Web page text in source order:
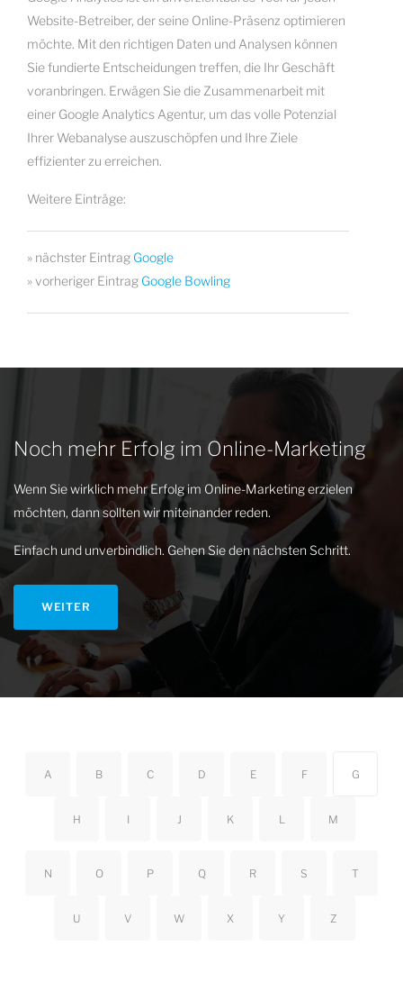
Website-Betreiber, der seine Online-Präsenz optimieren
möchte. Mit den richtigen Daten und Analysen können
Sie fundierte Entscheidungen treffen, die Ihr Geschäft
voranbringen. Erwägen Sie die Zusammenarbeit mit
einer Google Analytics Agentur, um das volle Potenzial
Ihrer Webanalyse auszuschöpfen und Ihre Ziele
effizienter zu erreichen.
Weitere Einträge:
» nächster Eintrag Google
» vorheriger Eintrag Google Bowling
Noch mehr Erfolg im Online-Marketing
Wenn Sie wirklich mehr Erfolg im Online-Marketing erzielen
möchten, dann sollten wir miteinander reden.
Einfach und unverbindlich. Gehen Sie den nächsten Schritt.
WEITER
A B C D E F G
H I J K L M
N O P Q R S T
U V W X Y Z